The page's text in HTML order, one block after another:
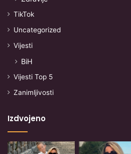
TikTok
Uncategorized
Vijesti
BiH
Vijesti Top 5
Zanimljivosti
Izdvojeno